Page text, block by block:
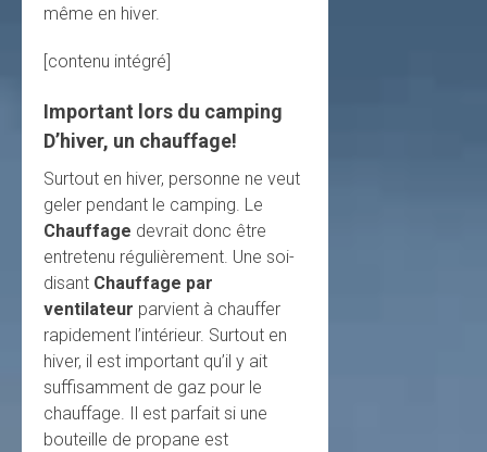
même en hiver.
[contenu intégré]
Important lors du camping
D’hiver, un chauffage!
Surtout en hiver, personne ne veut
geler pendant le camping. Le
Chauffage devrait donc être
entretenu régulièrement. Une soi-
disant Chauffage par
ventilateur parvient à chauffer
rapidement l’intérieur. Surtout en
hiver, il est important qu’il y ait
suffisamment de gaz pour le
chauffage. Il est parfait si une
bouteille de propane est